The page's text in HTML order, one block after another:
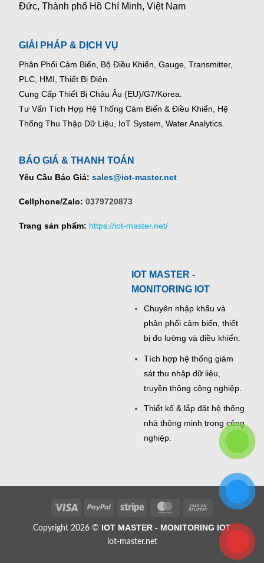
Đức, Thành phố Hồ Chí Minh, Việt Nam
GIẢI PHÁP & DỊCH VỤ
Phân Phối Cảm Biến, Bộ Điều Khiển, Gauge, Transmitter,
PLC, HMI, Thiết Bị Điện.
Cung Cấp Thiết Bị Châu Âu (EU)/G7/Korea.
Tư Vấn Tích Hợp Hệ Thống Cảm Biến & Điều Khiển, Hệ
Thống Thu Thập Dữ Liệu, IoT System, Water Analytics.
BÁO GIÁ & THANH TOÁN
Yêu Cầu Báo Giá: sales@iot-master.net
Cellphone/Zalo: 0379720873
Trang sản phẩm: https://iot-master.net/
IOT MASTER -
MONITORING IOT
Chuyên nhập khẩu và
phân phối cảm biến, thiết
bị đo lường và điều khiển.
Tích hợp hệ thống giám
sát thu nhập dữ liệu,
truyền thông công nghiệp.
Thiết kế & lắp đặt hệ thống
nhà thông minh trong công
nghiệp.
Visa PayPal Stripe MasterCardCash
Delivery
Copyright 2026 © IOT MASTER - MONITORING IOT
iot-master.net